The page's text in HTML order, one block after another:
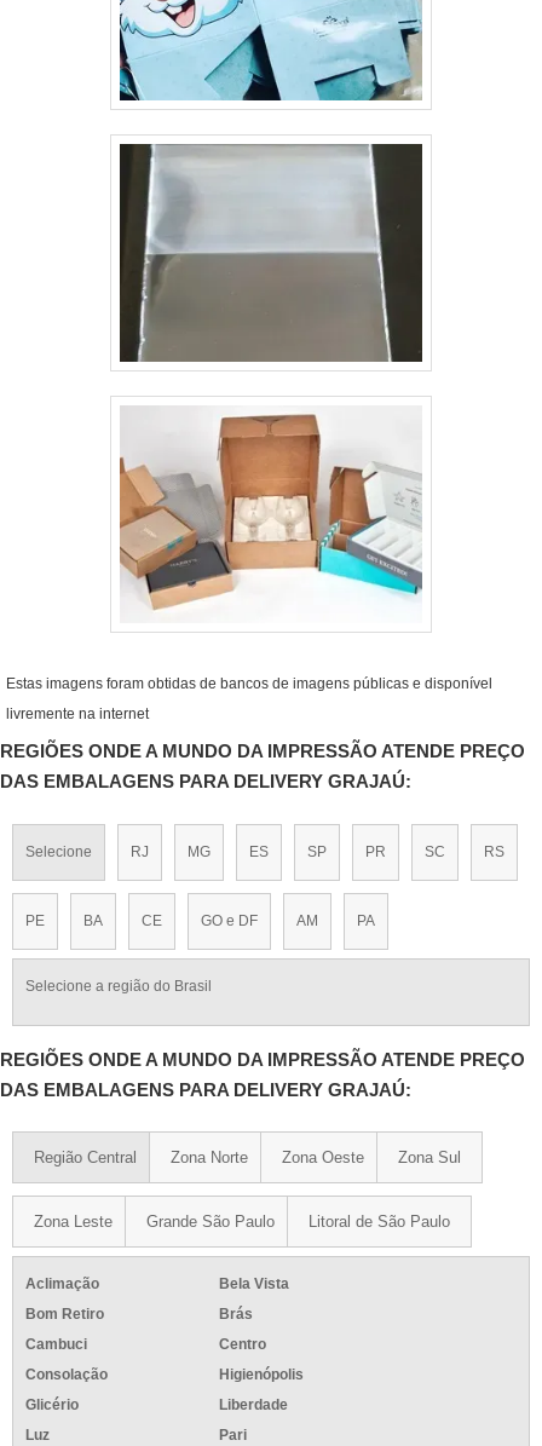
Estas imagens foram obtidas de bancos de imagens públicas e disponível
livremente na internet
REGIÕES ONDE A MUNDO DA IMPRESSÃO ATENDE PREÇO
DAS EMBALAGENS PARA DELIVERY GRAJAÚ:
Selecione RJ MG ES SP PR SC RS
PE BA CE GO e DF AM PA
Selecione a região do Brasil
REGIÕES ONDE A MUNDO DA IMPRESSÃO ATENDE PREÇO
DAS EMBALAGENS PARA DELIVERY GRAJAÚ:
Região Central Zona Norte Zona Oeste Zona Sul
Zona Leste Grande São Paulo Litoral de São Paulo
Aclimação
Bela Vista
Bom Retiro
Brás
Cambuci
Centro
Consolação
Higienópolis
Glicério
Liberdade
Luz
Pari